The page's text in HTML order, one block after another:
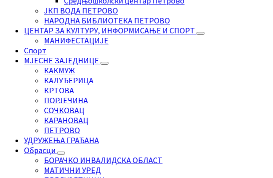
ЈКП ВОДА ПЕТРОВО
НАРОДНА БИБЛИОТЕКА ПЕТРОВО
ЦЕНТАР ЗА КУЛТУРУ, ИНФОРМИСАЊЕ И СПОРТ
МАНИФЕСТАЦИЈЕ
Спорт
МЈЕСНЕ ЗАЈЕДНИЦЕ
КАКМУЖ
КАЛУЂЕРИЦА
КРТОВА
ПОРЈЕЧИНА
СОЧКОВАЦ
КАРАНОВАЦ
ПЕТРОВО
УДРУЖЕЊА ГРАЂАНА
Обрасци
БОРАЧКО ИНВАЛИДСКА ОБЛАСТ
МАТИЧНИ УРЕД